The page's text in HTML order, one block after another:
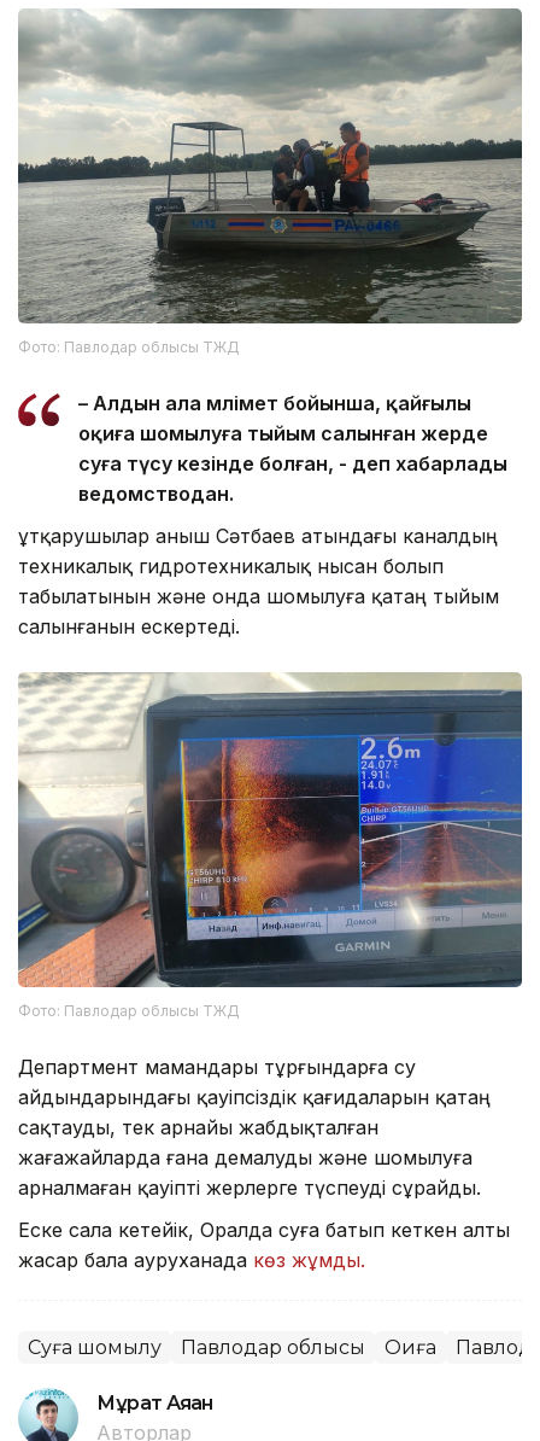
Фото: Павлодар облысы ТЖД
– Алдын ала мәлімет бойынша, қайғылы
оқиға шомылуға тыйым салынған жерде
суға түсу кезінде болған, - деп хабарлады
ведомстводан.
Құтқарушылар Қаныш Сәтбаев атындағы каналдың
техникалық гидротехникалық нысан болып
табылатынын және онда шомылуға қатаң тыйым
салынғанын ескертеді.
Фото: Павлодар облысы ТЖД
Департмент мамандары тұрғындарға су
айдындарындағы қауіпсіздік қағидаларын қатаң
сақтауды, тек арнайы жабдықталған
жағажайларда ғана демалуды және шомылуға
арналмаған қауіпті жерлерге түспеуді сұрайды.
Еске сала кетейік, Оралда суға батып кеткен алты
жасар бала ауруханада көз жұмды.
Суға шомылу Павлодар облысы Оқиға
Мұрат Аяған
Авторлар